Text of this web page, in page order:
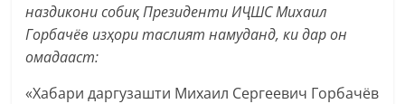
наздикони собиқ Президенти ИҶШС Михаил
Горбачёв изҳори таслият намуданд, ки дар он
омадааст:
«Хабари даргузашти Михаил Сергеевич Горбачёв